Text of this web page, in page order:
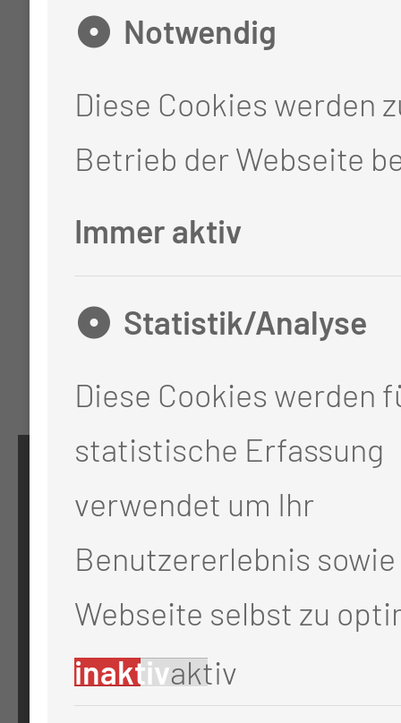
KONTAKT
0355 46 -0
ADRESSE
Notwendig
Diese Cookies werden
Betrieb der Webseite
Immer aktiv
Statistik/Analyse
Diese Cookies werden
statistische Erfassung
verwendet um Ihr
Benutzererlebnis
Webseite selbst zu
inaktivaktiv